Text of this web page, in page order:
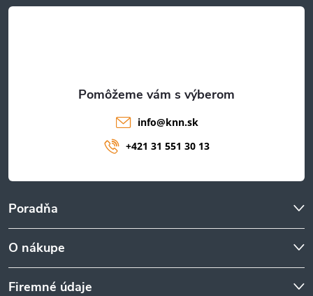
t
Poradňa
O nákupe
Firemné údaje
info@knn.sk
+421 31 551 30 13